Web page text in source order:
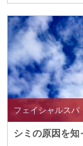
フェイシャルスパ
シミの原因を知